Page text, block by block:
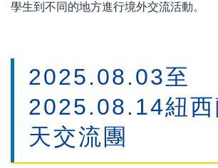
學生到不同的地方進行境外交流活動。
2025.08.03至
2025.08.14紐西
天交流團